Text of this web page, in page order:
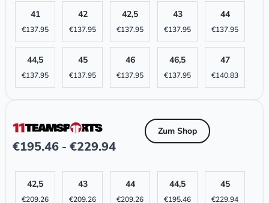
41
€137.95
42
€137.95
42,5
€137.95
43
€137.95
44
€137.95
44,5
€137.95
45
€137.95
46
€137.95
46,5
€137.95
47
€140.83
€195.46 - €229.94
Zum Shop
42,5
€209.26
43
€209.26
44
€209.26
44,5
€195.46
45
€229.94